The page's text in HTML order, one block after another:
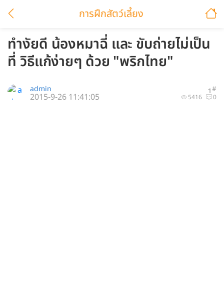
การฝึกสัตว์เลี้ยง
ทำงัยดี น้องหมาฉี่ และ ขับถ่ายไม่เป็น
ที่ วิธีแก้ง่ายๆ ด้วย "พริกไทย"
1#
admin
5416 0
2015-9-26 11:41:05